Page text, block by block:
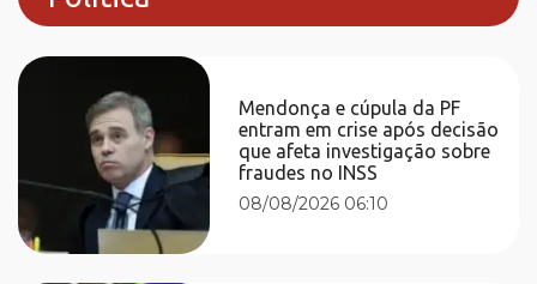
Mendonça e cúpula da PF
entram em crise após decisão
que afeta investigação sobre
fraudes no INSS
08/08/2026 06:10